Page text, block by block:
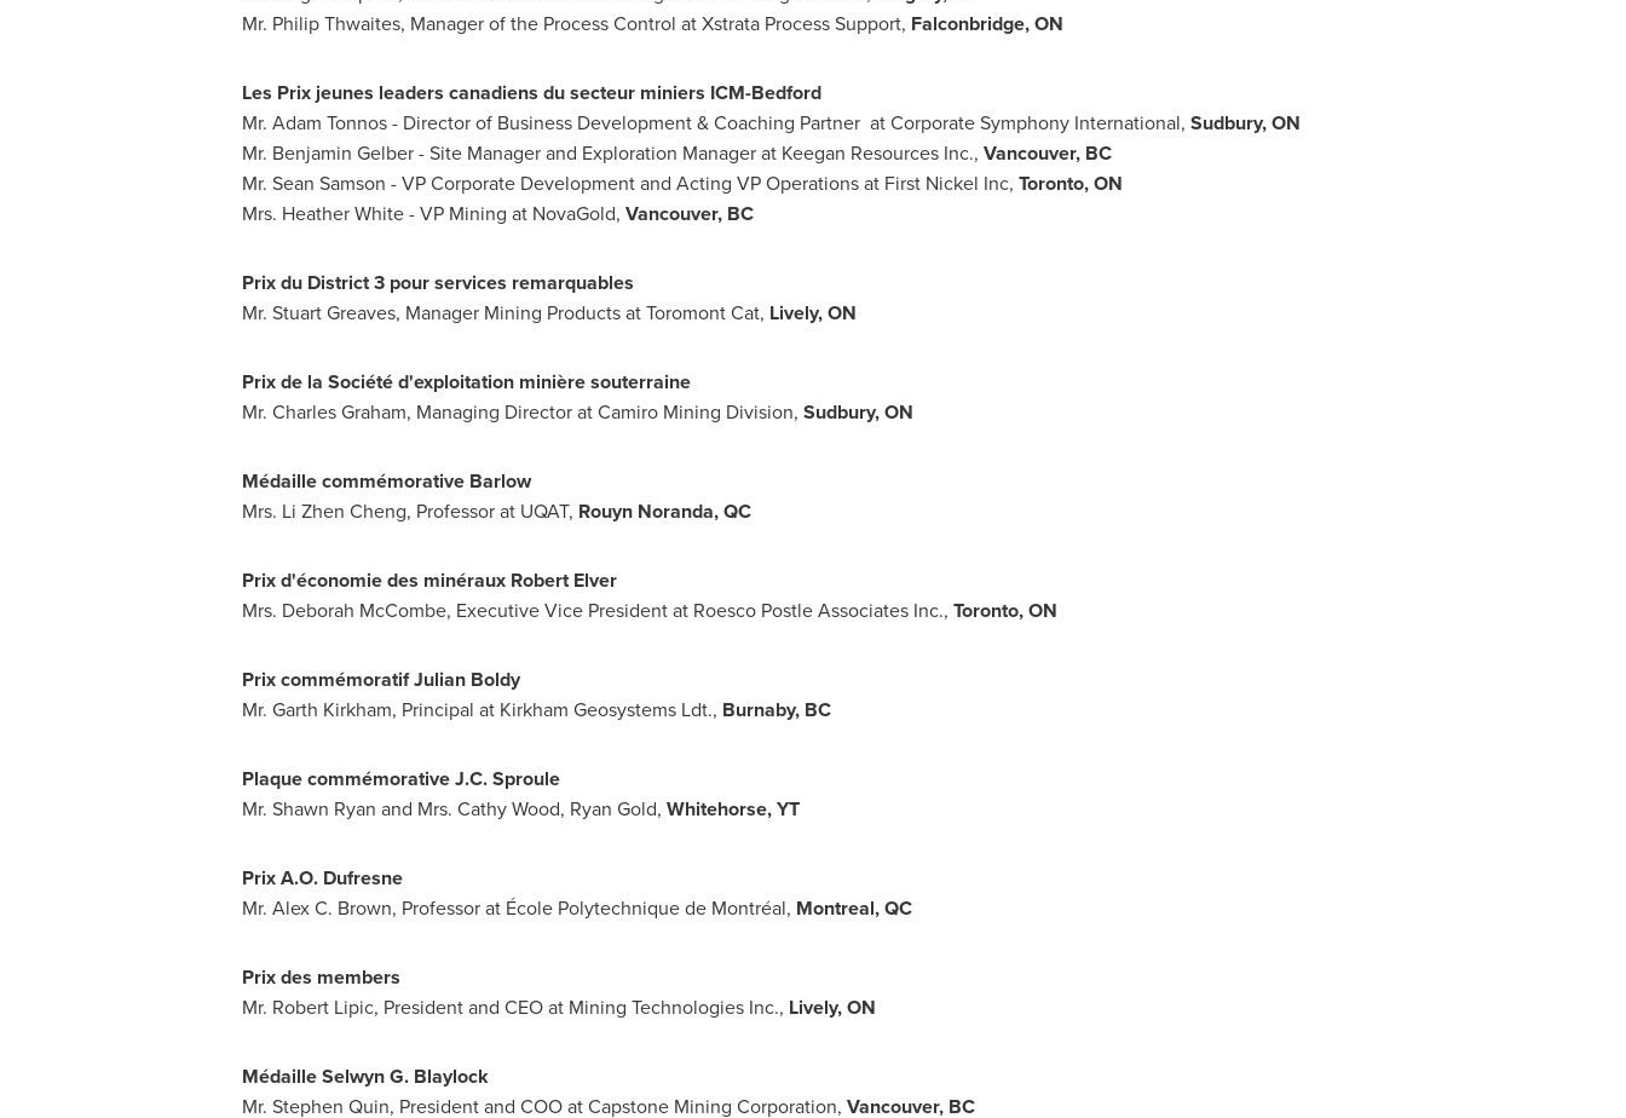
Mr. Philip Thwaites, Manager of the Process Control at Xstrata Process Support, Falconbridge, ON
Les Prix jeunes leaders canadiens du secteur miniers ICM-Bedford
Mr. Adam Tonnos- Director of Business Development & Coaching Partner at Corporate Symphony International, Sudbury, ON
Mr. Benjamin Gelber- Site Manager and Exploration Manager at Keegan Resources Inc., Vancouver, BC
Mr. Sean Samson - VP Corporate Development and Acting VP Operations at First Nickel Inc, Toronto, ON
Mrs. Heather White- VP Mining at NovaGold, Vancouver, BC
Prix du District 3 pour services remarquables
Mr. Stuart Greaves, Manager Mining Products at Toromont Cat, Lively, ON
Prix de la Société d'exploitation minière souterraine
Mr. Charles Graham, Managing Director at Camiro Mining Division, Sudbury, ON
Médaille commémorative Barlow
Mrs. Li Zhen Cheng, Professor at UQAT, Rouyn Noranda, QC
Prix d'économie des minéraux Robert Elver
Mrs. Deborah McCombe, Executive Vice President at Roesco Postle Associates Inc., Toronto, ON
Prix commémoratif Julian Boldy
Mr. Garth Kirkham, Principal at Kirkham Geosystems Ldt., Burnaby, BC
Plaque commémorative J.C. Sproule
Mr. Shawn Ryan and Mrs. Cathy Wood, Ryan Gold, Whitehorse, YT
Prix A.O. Dufresne
Mr. Alex C. Brown, Professor at École Polytechnique de Montréal, Montreal, QC
Prix des members
Mr. Robert Lipic, President and CEO at Mining Technologies Inc., Lively, ON
Médaille Selwyn G. Blaylock
Mr. Stephen Quin, President and COO at Capstone Mining Corporation, Vancouver, BC